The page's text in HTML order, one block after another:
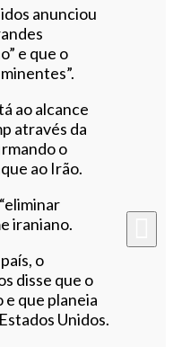
anunciou
e que o
ao alcance
através da
o
ao Irão.
iraniano.
o
disse que o
que planeia
Unidos.